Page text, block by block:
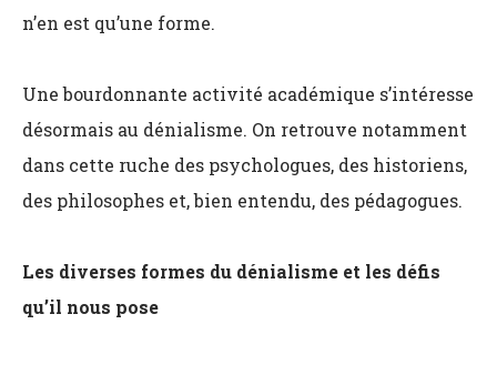
n’en est qu’une forme.
Une bourdonnante activité académique s’intéresse
désormais au dénialisme. On retrouve notamment
dans cette ruche des psychologues, des historiens,
des philosophes et, bien entendu, des pédagogues.
Les diverses formes du dénialisme et les défis
qu’il nous pose